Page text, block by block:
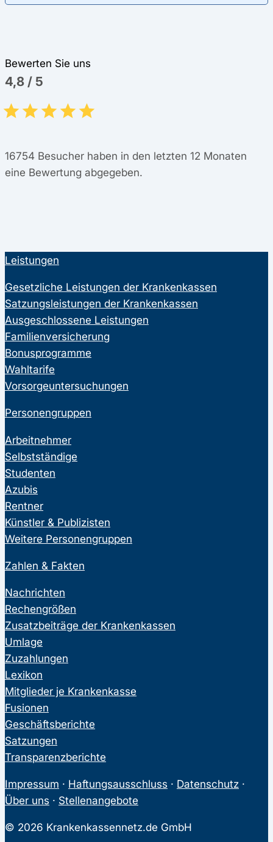
Bewerten Sie uns
4,8 / 5
16754 Besucher haben in den letzten 12 Monaten
eine Bewertung abgegeben.
Leistungen
Gesetzliche Leistungen der Krankenkassen
Satzungsleistungen der Krankenkassen
Ausgeschlossene Leistungen
Familienversicherung
Bonusprogramme
Wahltarife
Vorsorgeuntersuchungen
Personengruppen
Arbeitnehmer
Selbstständige
Studenten
Azubis
Rentner
Künstler & Publizisten
Weitere Personengruppen
Zahlen & Fakten
Nachrichten
Rechengrößen
Zusatzbeiträge der Krankenkassen
Umlage
Zuzahlungen
Lexikon
Mitglieder je Krankenkasse
Fusionen
Geschäftsberichte
Satzungen
Transparenzberichte
Impressum · Haftungsausschluss · Datenschutz ·
Über uns · Stellenangebote
© 2026 Krankenkassennetz.de GmbH